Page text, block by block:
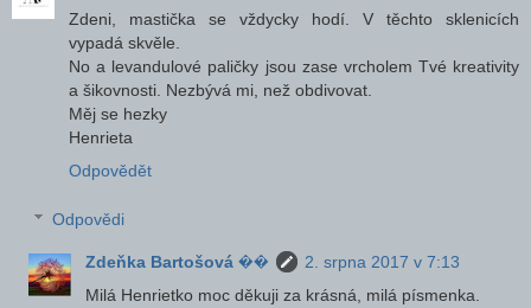
Zdeni, mastička se vždycky hodí. V těchto sklenicích
vypadá skvěle.
No a levandulové paličky jsou zase vrcholem Tvé kreativity
a šikovnosti. Nezbývá mi, než obdivovat.
Měj se hezky
Henrieta
Odpovědět
Odpovědi
Zdeňka Bartošová ��
2. srpna 2017 v 7:13
Milá Henrietko moc děkuji za krásná, milá písmenka.